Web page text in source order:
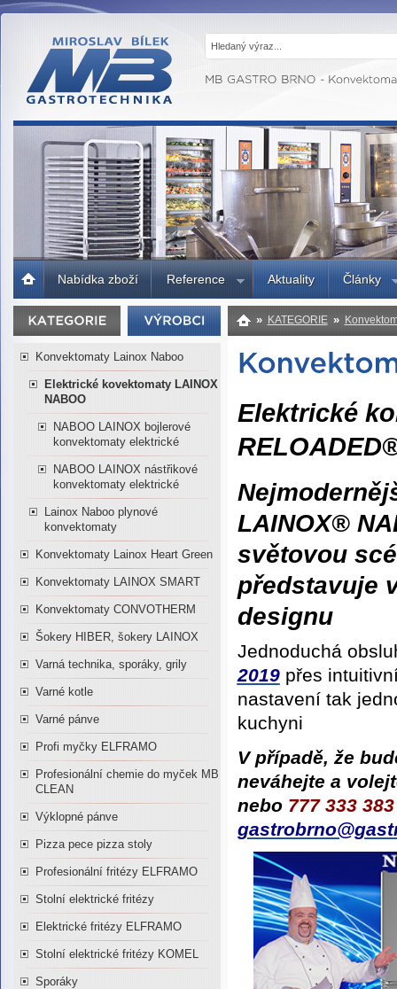
MB GASTRO
BRNO -
Gastrotechnika,
profesionální
kuchyně
strana
Nabídka zboží Reference Aktuality Články
Konvektomaty Lainox Naboo
Elektrické kovektomaty LAINOX
NABOO
NABOO LAINOX bojlerové
konvektomaty elektrické
NABOO LAINOX nástřikové
konvektomaty elektrické
Lainox Naboo plynové
konvektomaty
Konvektomaty Lainox Heart Green
Konvektomaty LAINOX SMART
Konvektomaty CONVOTHERM
Šokery HIBER, šokery LAINOX
Varná technika, sporáky, grily
Varné kotle
Varné pánve
Profi myčky ELFRAMO
Profesionální chemie do myček MB
CLEAN
Výklopné pánve
Pizza pece pizza stoly
Profesionální fritézy ELFRAMO
Stolní elektrické fritézy
Elektrické fritézy ELFRAMO
Stolní elektrické fritézy KOMEL
Sporáky
» KATEGORIE »
Elektrické
LAINOX®
světovou
představuje
designu
Jednoduchá
2019přes
nastavení tak
kuchyni
V případě, že
neváhejte a
nebo777 333